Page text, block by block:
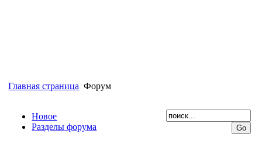
Главная страница Форум
Новое
Разделы форума